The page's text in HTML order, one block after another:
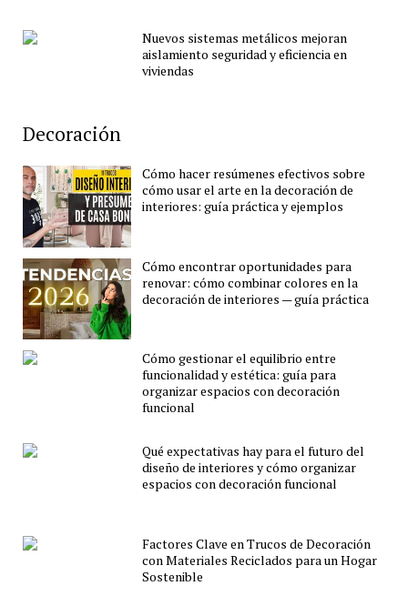
Nuevos sistemas metálicos mejoran
aislamiento seguridad y eficiencia en
viviendas
Decoración
Cómo hacer resúmenes efectivos sobre
cómo usar el arte en la decoración de
interiores: guía práctica y ejemplos
Cómo encontrar oportunidades para
renovar: cómo combinar colores en la
decoración de interiores — guía práctica
Cómo gestionar el equilibrio entre
funcionalidad y estética: guía para
organizar espacios con decoración
funcional
Qué expectativas hay para el futuro del
diseño de interiores y cómo organizar
espacios con decoración funcional
Factores Clave en Trucos de Decoración
con Materiales Reciclados para un Hogar
Sostenible